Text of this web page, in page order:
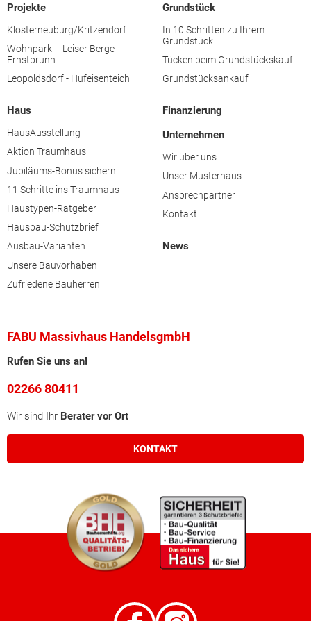
Projekte
Klosterneuburg/Kritzendorf
Wohnpark – Leiser Berge –
Ernstbrunn
Leopoldsdorf - Hufeisenteich
Haus
HausAusstellung
Aktion Traumhaus
Jubiläums-Bonus sichern
11 Schritte ins Traumhaus
Haustypen-Ratgeber
Hausbau-Schutzbrief
Ausbau-Varianten
Unsere Bauvorhaben
Zufriedene Bauherren
Grundstück
In 10 Schritten zu Ihrem
Grundstück
Tücken beim Grundstückskauf
Grundstücksankauf
Finanzierung
Unternehmen
Wir über uns
Unser Musterhaus
Ansprechpartner
Kontakt
News
FABU Massivhaus HandelsgmbH
Rufen Sie uns an!
02266 80411
Wir sind Ihr Berater vor Ort
KONTAKT